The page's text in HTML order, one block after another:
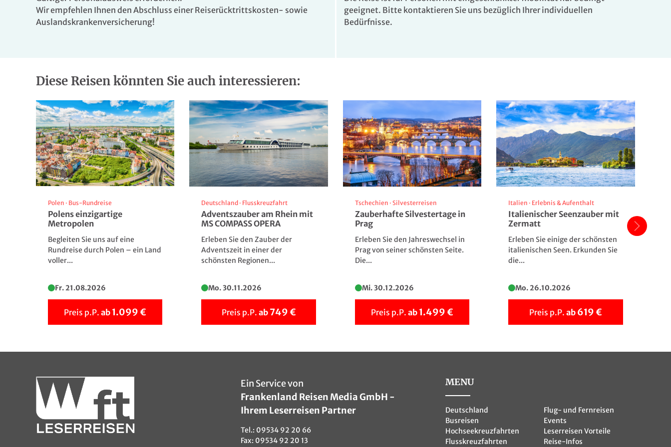
Assisi – spirituelles Zentrum Umbriens
© Hotel Park Castiglion Fiorentino
© Hotel Park Castiglion Fiorentino © Hotel Park Castiglion Fiorentino © Hotel Park Castiglion Fiorentino
© Hotel Park Castiglion Fiorentino
Wir empfehlen Ihnen den Abschluss einer Reiserücktrittskosten- sowie
Auslandskrankenversicherung!
geeignet. Bitte kontaktieren Sie uns bezüglich Ihrer individuellen
Bedürfnisse.
Diese Reisen könnten Sie auch interessieren:
Polen · Bus-Rundreise
Polens einzigartige
Metropolen
Begleiten Sie uns auf eine
Rundreise durch Polen – ein Land
voller...
Fr. 21.08.2026
Preis p.P. ab 1.099 €
Deutschland · Flusskreuzfahrt
Adventszauber am Rhein mit
MS COMPASS OPERA
Erleben Sie den Zauber der
Adventszeit in einer der
schönsten Regionen...
Mo. 30.11.2026
Preis p.P. ab 749 €
Tschechien · Silvesterreisen
Zauberhafte Silvestertage in
Prag
Erleben Sie den Jahreswechsel in
Prag von seiner schönsten Seite.
Die...
Mi. 30.12.2026
Preis p.P. ab 1.499 €
Italien · Erlebnis & Aufenthalt
Italienischer Seenzauber mit
Zermatt
Erleben Sie einige der schönsten
italienischen Seen. Erkunden Sie
die...
Mo. 26.10.2026
Preis p.P. ab 619 €
Ein Service von
Frankenland Reisen Media GmbH -
Ihrem Leserreisen Partner
Tel.: 09534 92 20 66
Fax: 09534 92 20 13
MENU
Deutschland
Busreisen
Hochseekreuzfahrten
Flusskreuzfahrten
Flug- und Fernreisen
Events
Leserreisen Vorteile
Reise-Infos